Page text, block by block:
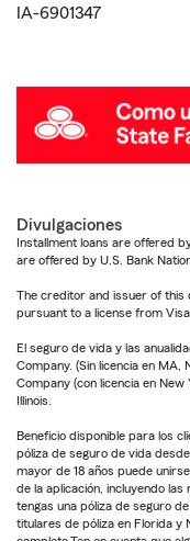
IA-6901347
Divulgaciones
Installment loans are offered
are offered by U.S. Bank
The creditor and issuer of this
pursuant to a license from Visa
El seguro de vida y las
Company. (Sin licencia en
Company (con licencia en
Illinois.
Beneficio disponible para los
póliza de seguro de vida
mayor de 18 años puede
de la aplicación, incluyendo
tengas una póliza de seguro
titulares de póliza en Florida y